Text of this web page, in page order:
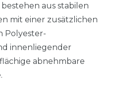
aus stabilen
mit einer zusätzlichen
Polyester-
innenliegender
abnehmbare